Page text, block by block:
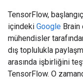
TensorFlow,
içindeki Google Brain
mühendisler
dış toplulukla
arasında işbirliğini
TensorFlow. O